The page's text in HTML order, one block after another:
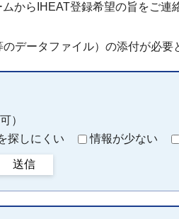
からIHEAT登録希望の旨をご連
データファイル）の添付が必要
）
探しにくい 情報が少ない
送信